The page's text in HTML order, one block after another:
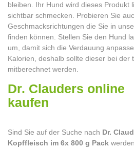
bleiben. Ihr Hund wird dieses Produkt
sichtbar schmecken. Probieren Sie
Geschmacksrichtungen die Sie in
finden können. Stellen Sie den Hund
um, damit sich die Verdauung
Kalorien, deshalb sollte dieser bei der
mitberechnet werden.
Dr. Clauders online
Sind Sie auf der Suche nach Dr.
Kopffleisch im 6x 800 g Pack